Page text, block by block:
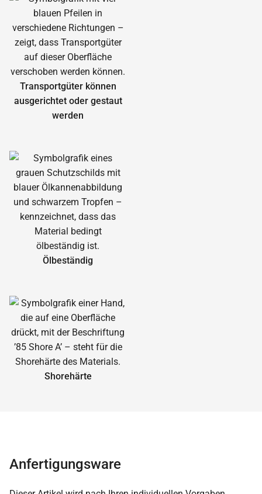
Transportgüter können
ausgerichtet oder gestaut
werden
Ölbeständig
Shorehärte
Anfertigungsware